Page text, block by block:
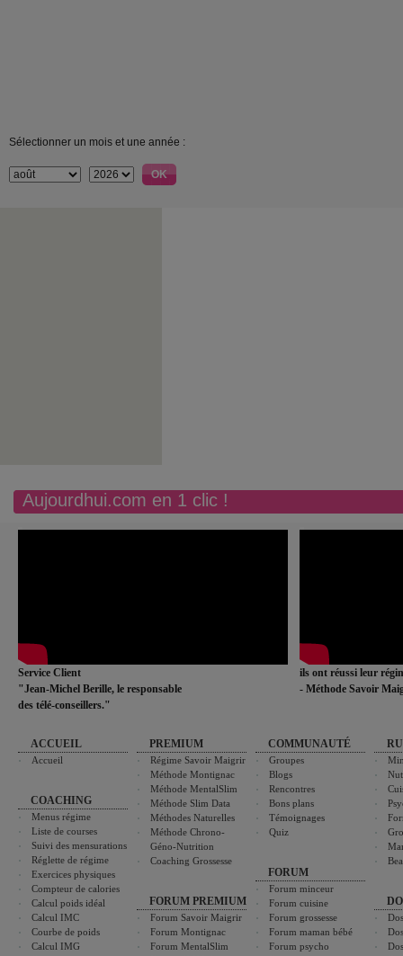
Sélectionner un mois et une année :
Aujourdhui.com en 1 clic !
Service Client
"Jean-Michel Berille, le responsable
des télé-conseillers."
ils ont réussi leur
- Méthode Savoir
ACCUEIL
Accueil
COACHING
Menus régime
Liste de courses
Suivi des mensurations
Réglette de régime
Exercices physiques
Compteur de calories
Calcul poids idéal
Calcul IMC
Courbe de poids
Calcul IMG
PREMIUM
Régime Savoir Maigrir
Méthode Montignac
Méthode MentalSlim
Méthode Slim Data
Méthodes Naturelles
Méthode Chrono-
Géno-Nutrition
Coaching Grossesse
FORUM PREMIUM
Forum Savoir Maigrir
Forum Montignac
Forum MentalSlim
COMMUNAUTÉ
Groupes
Blogs
Rencontres
Bons plans
Témoignages
Quiz
FORUM
Forum minceur
Forum cuisine
Forum grossesse
Forum maman bébé
Forum psycho